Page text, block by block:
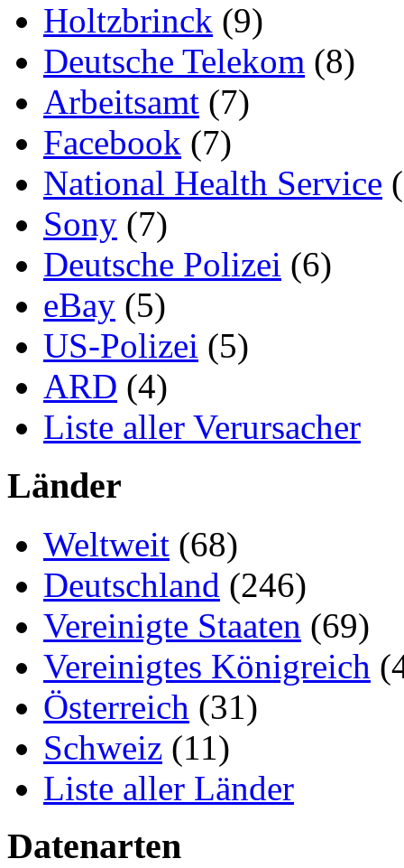
Holtzbrinck (9)
Deutsche Telekom (8)
Arbeitsamt (7)
Facebook (7)
National Health Service
Sony (7)
Deutsche Polizei (6)
eBay (5)
US-Polizei (5)
ARD (4)
Liste aller Verursacher
Länder
Weltweit (68)
Deutschland (246)
Vereinigte Staaten (69)
Vereinigtes Königreich
Österreich (31)
Schweiz (11)
Liste aller Länder
Datenarten